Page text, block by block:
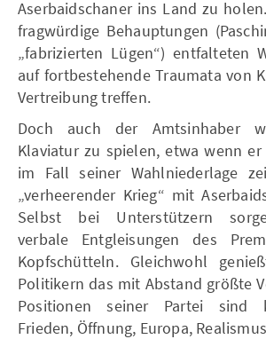
Aserbaidschaner ins Land zu
fragwürdige Behauptungen
„fabrizierten Lügen“) entfalteten
auf fortbestehende Traumata von
Vertreibung treffen.
Doch auch der Amtsinhaber
Klaviatur zu spielen, etwa wenn
im Fall seiner Wahlniederlage
„verheerender Krieg“ mit
Selbst bei Unterstützern
verbale Entgleisungen des
Kopfschütteln. Gleichwohl
Politikern das mit Abstand größte
Positionen seiner Partei sind
Frieden, Öffnung, Europa,